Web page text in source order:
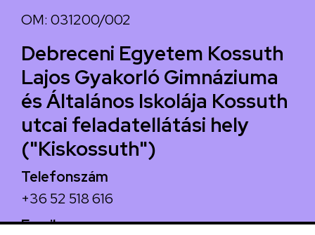
OM: 031200/002
Debreceni Egyetem Kossuth
Lajos Gyakorló Gimnáziuma
és Általános Iskolája Kossuth
utcai feladatellátási hely
("Kiskossuth")
Telefonszám
+36 52 518 616
Email